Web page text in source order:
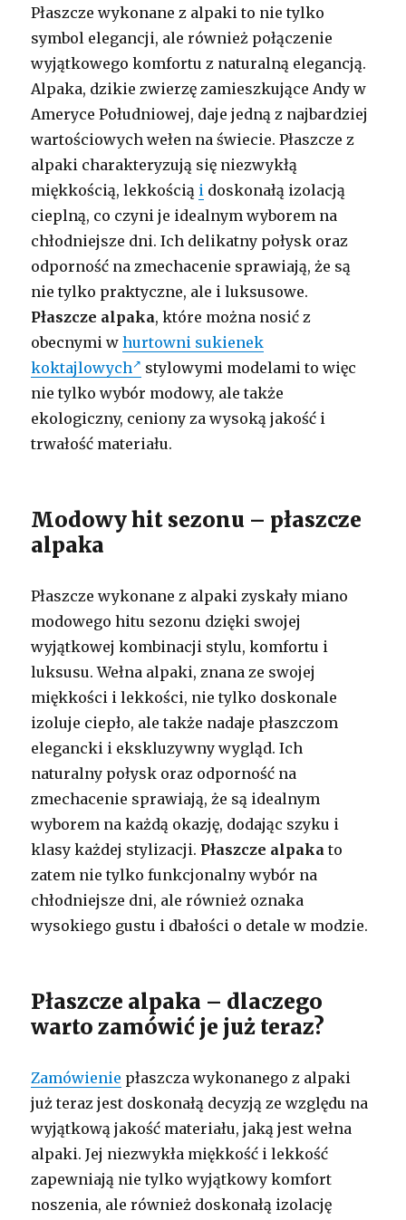
Płaszcze wykonane z alpaki to nie tylko
symbol elegancji, ale również połączenie
wyjątkowego komfortu z naturalną elegancją.
Alpaka, dzikie zwierzę zamieszkujące Andy w
Ameryce Południowej, daje jedną z najbardziej
wartościowych wełen na świecie. Płaszcze z
alpaki charakteryzują się niezwykłą
miękkością, lekkością i doskonałą izolacją
cieplną, co czyni je idealnym wyborem na
chłodniejsze dni. Ich delikatny połysk oraz
odporność na zmechacenie sprawiają, że są
nie tylko praktyczne, ale i luksusowe.
Płaszcze alpaka, które można nosić z
obecnymi whurtowni sukienek
koktajlowych
stylowymi modelami to więc
nie tylko wybór modowy, ale także
ekologiczny, ceniony za wysoką jakość i
trwałość materiału.
Modowy hit sezonu – płaszcze
alpaka
Płaszcze wykonane z alpaki zyskały miano
modowego hitu sezonu dzięki swojej
wyjątkowej kombinacji stylu, komfortu i
luksusu. Wełna alpaki, znana ze swojej
miękkości i lekkości, nie tylko doskonale
izoluje ciepło, ale także nadaje płaszczom
elegancki i ekskluzywny wygląd. Ich
naturalny połysk oraz odporność na
zmechacenie sprawiają, że są idealnym
wyborem na każdą okazję, dodając szyku i
klasy każdej stylizacji. Płaszcze alpaka to
zatem nie tylko funkcjonalny wybór na
chłodniejsze dni, ale również oznaka
wysokiego gustu i dbałości o detale w modzie.
Płaszcze alpaka – dlaczego
warto zamówić je już teraz?
Zamówienie płaszcza wykonanego z alpaki
już teraz jest doskonałą decyzją ze względu na
wyjątkową jakość materiału, jaką jest wełna
alpaki. Jej niezwykła miękkość i lekkość
zapewniają nie tylko wyjątkowy komfort
noszenia, ale również doskonałą izolację